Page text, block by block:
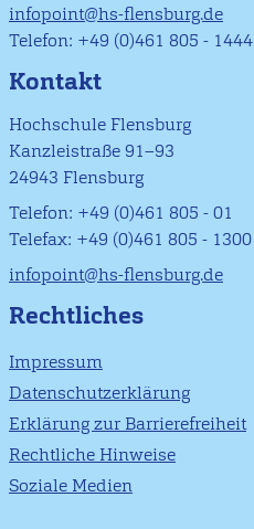
infopoint@hs-flensburg.de
Telefon: +49 (0)461 805 - 1444
Kontakt
Hochschule Flensburg
Kanzleistraße 91–93
24943 Flensburg
Telefon: +49 (0)461 805 - 01
Telefax: +49 (0)461 805 - 1300
infopoint@hs-flensburg.de
Rechtliches
Impressum
Datenschutzerklärung
Erklärung zur Barrierefreiheit
Rechtliche Hinweise
Soziale Medien